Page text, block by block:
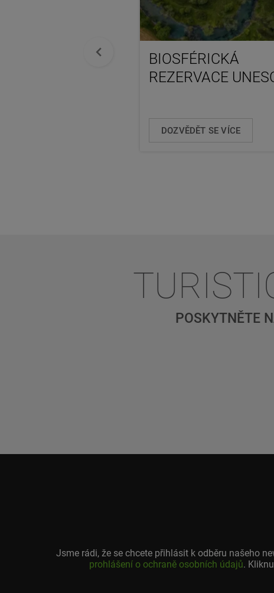
BIOSFÉRICKÁ
REZERVACE
DOZVĚDĚT SE VÍCE
POSKYTNĚTE
Jsme rádi, že se chcete přihlásit k odběru našeho
prohlášení o ochraně osobních údajů.